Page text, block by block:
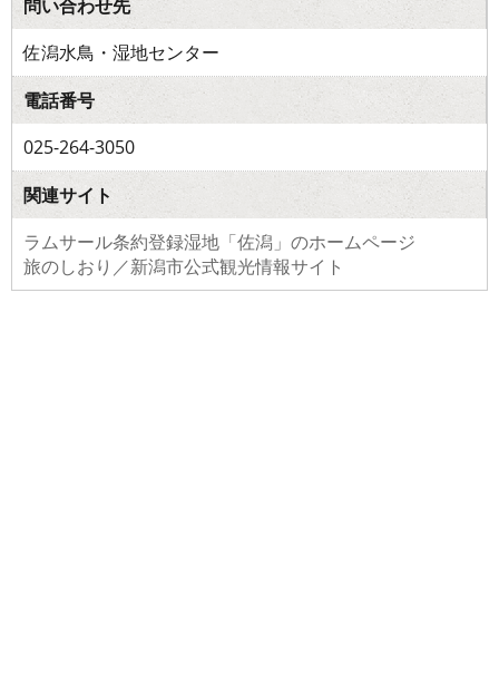
問い合わせ先
佐潟水鳥・湿地センター
電話番号
025-264-3050
関連サイト
ラムサール条約登録湿地「佐潟」のホームページ
旅のしおり／新潟市公式観光情報サイト